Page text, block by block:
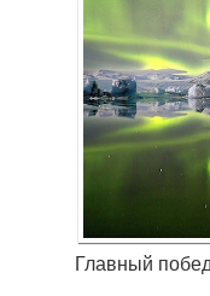
Главный